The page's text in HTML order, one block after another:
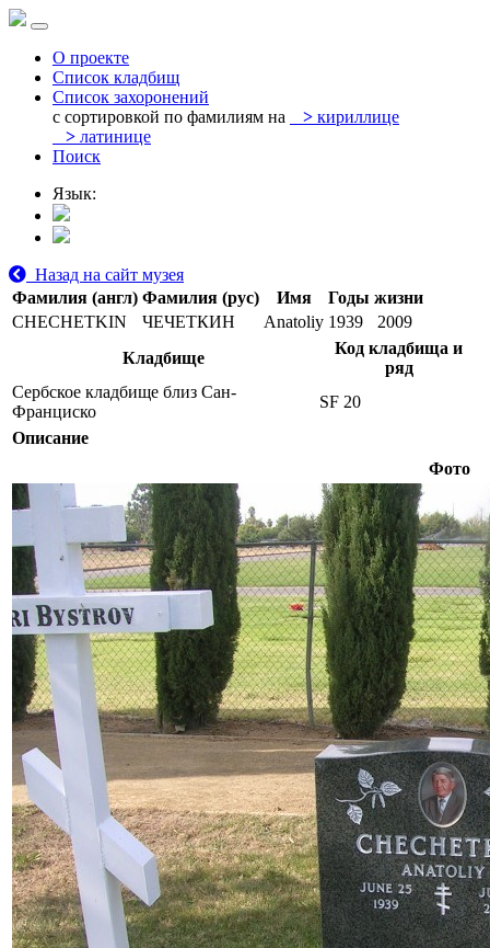
О проекте
Список кладбищ
Список захоронений
с сортировкой по фамилиям на
> кириллице
> латинице
Поиск
Язык:
Назад на сайт музея
Фамилия (англ) Фамилия (рус) Имя
Годы жизни
CHECHETKIN
ЧЕЧЕТКИН Anatoliy 1939
2009
Кладбище
Код кладбища и
ряд
Сербское кладбище близ Сан-
Франциско
SF 20
Описание
Фото